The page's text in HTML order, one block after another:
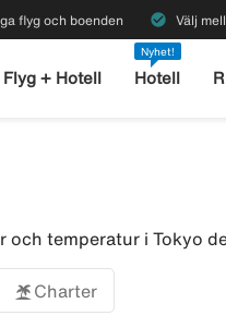
flyg och boenden check_circle Välj
Flyg + Hotell
Nyhet!
Hotell
och temperatur i Tokyo
Charter